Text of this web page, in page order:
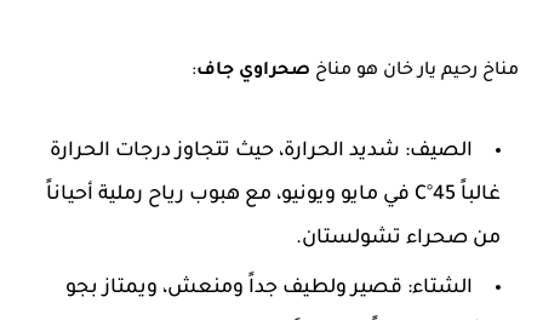
مناخ رحيم يار خان هو مناخ صحراوي جاف:
الصيف: شديد الحرارة، حيث تتجاوز درجات الحرارة
غالباً 45°C
في مايو ويونيو، مع هبوب رياح رملية أحياناً
من صحراء تشولستان.
الشتاء: قصير ولطيف جداً ومنعش، ويمتاز بجو